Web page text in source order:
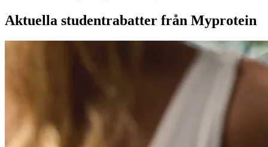
Aktuella studentrabatter från Myprotein